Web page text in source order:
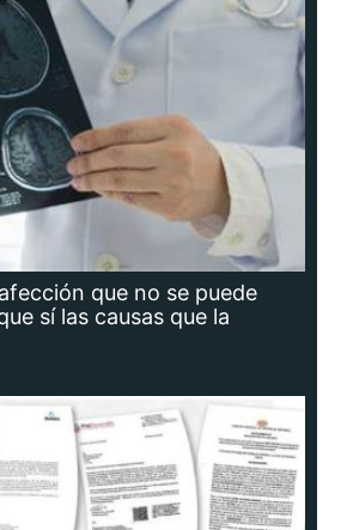
que no se puede
sí las causas que la